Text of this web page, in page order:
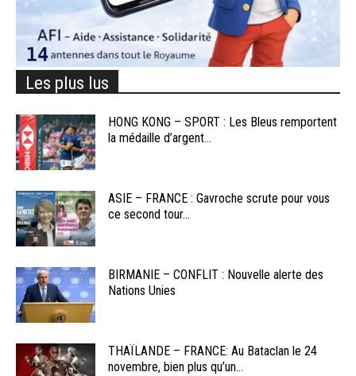
Les plus lus
HONG KONG – SPORT : Les Bleus remportent
la médaille d’argent...
ASIE – FRANCE : Gavroche scrute pour vous
ce second tour...
BIRMANIE – CONFLIT : Nouvelle alerte des
Nations Unies
THAÏLANDE – FRANCE: Au Bataclan le 24
novembre, bien plus qu’un...